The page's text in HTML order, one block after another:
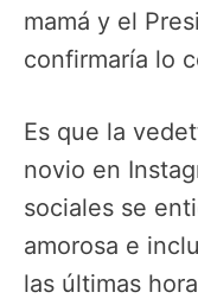
mamá y el
confirmaría lo
Es que la
novio en
sociales se
amorosa e
las últimas